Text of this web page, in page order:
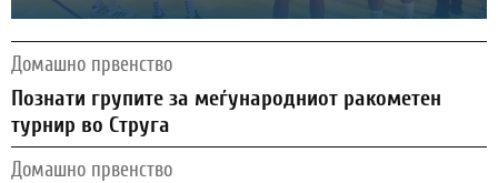
Домашно првенство
Познати групите за меѓународниот ракометен
турнир во Струга
Домашно првенство